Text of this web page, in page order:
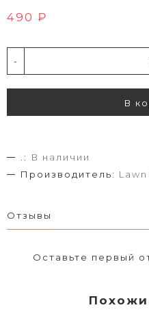
490 ₽
-
В
.:
В наличии
Производитель:
Отзывы
Оставьте первый